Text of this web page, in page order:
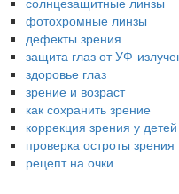
фотохромные линзы
дефекты зрения
защита глаз от УФ-
здоровье глаз
зрение и возраст
как сохранить зрение
коррекция зрения у детей
проверка остроты зрения
рецепт на очки